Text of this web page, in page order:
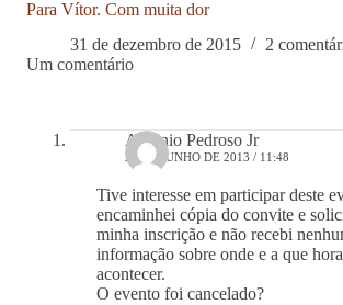
Para Vítor. Com muita dor
31 de dezembro de 2015
2
Um comentário
Antonio Pedroso Jr
29 DE JUNHO DE 2013 / 11:48
Tive interesse em participar deste
encaminhei cópia do convite e
minha inscrição e não recebi
informação sobre onde e a que
acontecer.
O evento foi cancelado?